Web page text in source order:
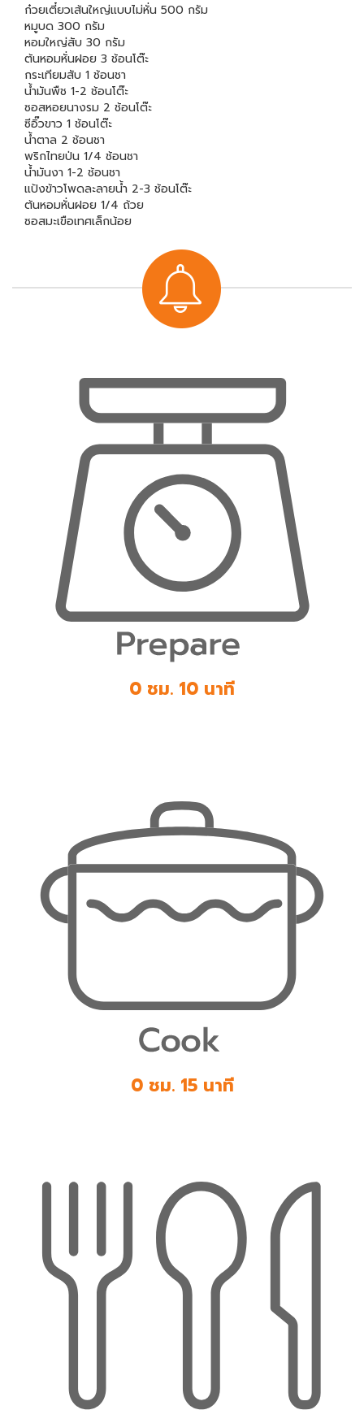
ก๋วยเตี๋ยวเส้นใหญ่แบบไม่หั่น 500 กรัม
หมูบด 300 กรัม
หอมใหญ่สับ 30 กรัม
ต้นหอมหั่นฝอย 3 ช้อนโต๊ะ
กระเทียมสับ 1 ช้อนชา
น้ำมันพืช 1-2 ช้อนโต๊ะ
ซอสหอยนางรม 2 ช้อนโต๊ะ
ซีอิ๊วขาว 1 ช้อนโต๊ะ
น้ำตาล 2 ช้อนชา
พริกไทยป่น 1/4 ช้อนชา
น้ำมันงา 1-2 ช้อนชา
แป้งข้าวโพดละลายน้ำ 2-3 ช้อนโต๊ะ
ต้นหอมหั่นฝอย 1/4 ถ้วย
ซอสมะเขือเทศเล็กน้อย
0 ชม. 10 นาที
0 ชม. 15 นาที